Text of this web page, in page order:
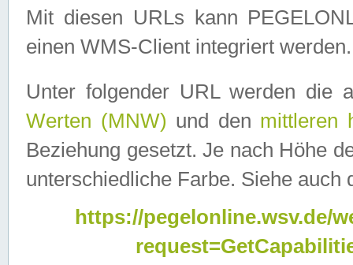
Mit diesen URLs kann
einen WMS-Client integriert werden.
Unter folgender URL werden die
Werten (MNW) und den mittleren
Beziehung gesetzt. Je nach Höhe
unterschiedliche Farbe. Siehe auch
https://pegelonline.wsv.de/